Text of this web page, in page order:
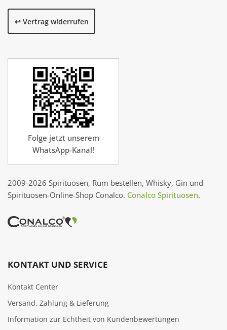
↩️ Vertrag widerrufen
Folge jetzt unserem
WhatsApp-Kanal!
2009-2026 Spirituosen, Rum bestellen, Whisky, Gin und
Spirituosen-Online-Shop Conalco. Conalco Spirituosen.
KONTAKT UND SERVICE
Kontakt Center
Versand, Zahlung & Lieferung
Information zur Echtheit von Kundenbewertungen